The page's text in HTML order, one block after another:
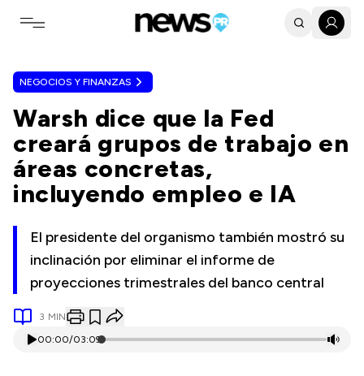
Toggle navigation menu
NEGOCIOS Y FINANZAS
Warsh dice que la Fed
creará grupos de trabajo en
áreas concretas,
incluyendo empleo e IA
El presidente del organismo también mostró su
inclinación por eliminar el informe de
proyecciones trimestrales del banco central
3 MIN
00:00/03:09